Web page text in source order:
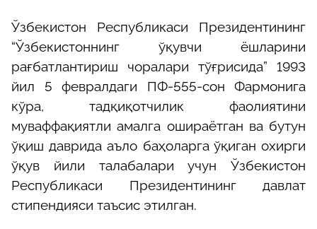
Ўзбекистон Республикаси Президентининг
“Ўзбекистоннинг ўқувчи ёшларини
рағбатлантириш чоралари тўғрисида” 1993
йил 5 февралдаги ПФ-555-сон Фармонига
кўра, тадқиқотчилик фаолиятини
муваффақиятли амалга ошираётган ва бутун
ўқиш даврида аъло баҳоларга ўқиган охирги
ўқув йили талабалари учун Ўзбекистон
Республикаси Президентининг давлат
стипендияси таъсис этилган.